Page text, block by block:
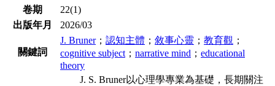
卷期
22(1)
出版年月
2026/03
關鍵詞
J. Bruner； 認知主體 ； 敘事心靈 ； 教育觀 ；
cognitive subject ； narrative mind ； educational
theory
J. S. Bruner以心理學專業為基礎，長期關注